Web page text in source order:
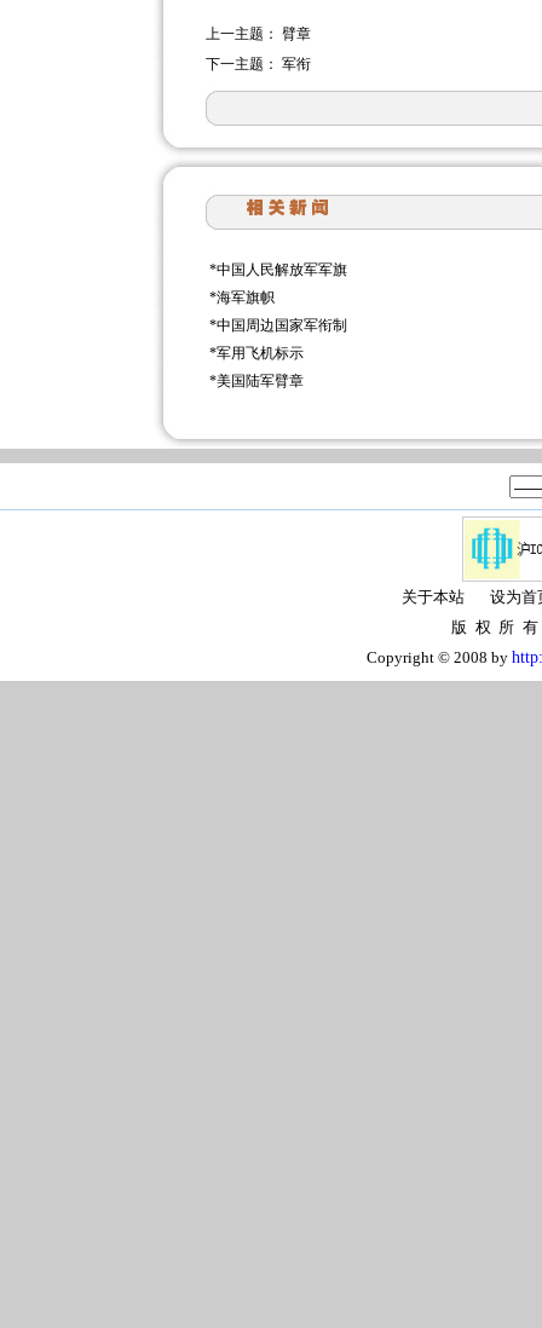
上一主题： 臂章
下一主题： 军衔
*中国人民解放军军旗
*海军旗帜
*中国周边国家军衔制
*军用飞机标示
*美国陆军臂章